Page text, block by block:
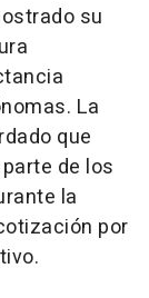
su
La
que
de los
la
por